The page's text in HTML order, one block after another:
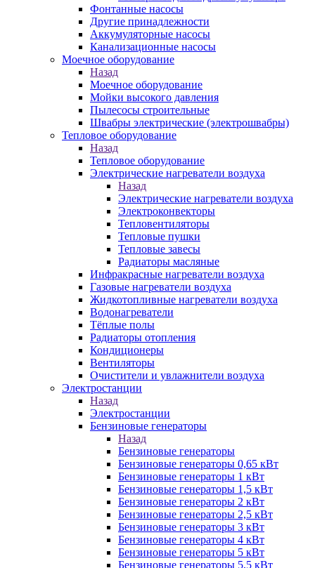
Фонтанные насосы
Другие принадлежности
Аккумуляторные насосы
Канализационные насосы
Моечное оборудование
Назад
Моечное оборудование
Мойки высокого давления
Пылесосы строительные
Швабры электрические (электрошвабры)
Тепловое оборудование
Назад
Тепловое оборудование
Электрические нагреватели воздуха
Назад
Электрические нагреватели воздуха
Электроконвекторы
Тепловентиляторы
Тепловые пушки
Тепловые завесы
Радиаторы масляные
Инфракрасные нагреватели воздуха
Газовые нагреватели воздуха
Жидкотопливные нагреватели воздуха
Водонагреватели
Тёплые полы
Радиаторы отопления
Кондиционеры
Вентиляторы
Очистители и увлажнители воздуха
Электростанции
Назад
Электростанции
Бензиновые генераторы
Назад
Бензиновые генераторы
Бензиновые генераторы 0,65 кВт
Бензиновые генераторы 1 кВт
Бензиновые генераторы 1,5 кВт
Бензиновые генераторы 2 кВт
Бензиновые генераторы 2,5 кВт
Бензиновые генераторы 3 кВт
Бензиновые генераторы 4 кВт
Бензиновые генераторы 5 кВт
Бензиновые генераторы 5,5 кВт